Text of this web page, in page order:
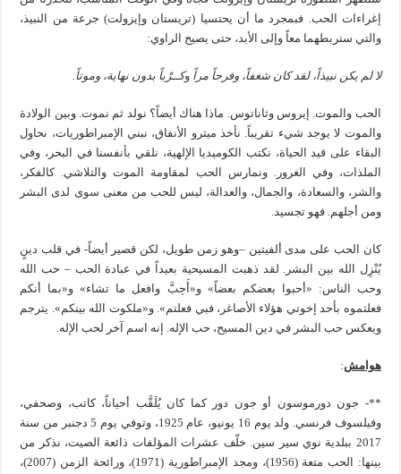
إغراءات الحب. فبمجرد ما أن يحتسيا (تريستان وإيزولت) جرعة من النبيذ،
والتي ستربطهما معاً وإلى الأبد، حتى يصيح الراوي:
لا لم يكن نبيذاً، لقد كان شغفاً، وفرحاً مراً وكــرْباً بدون نهاية، وموتاً.
الحب والموت. إيروس وثاناتوس. ماذا هناك أيضاً؟ نولد ثم نموت. وبين الولادة
والموت لا يوجد شيء تقريباً. نأخذ ميترو الأنفاق، نبني الإمبراطوريات، نحاول
البقاء على قيد الحياة، نكتب الكوميديا الإلهية، نلقي بأنفسنا في البحر، وفي
الملذات، وفي الغرور. ونمارس الحب لمقاومة الموت والتلاشي. كالفكر،
والشر، والسعادة، والجمال، والعدالة، ليس للحب من معنى سوى لدى البشر
ومن أجلهم. فهو تجسيد.
كان الحب على مدى ألفيتين –وهو زمن طويل، لكن قصير أيضاً- في قلب دينٍ
يُنْزِل الله بين البشر. لقد ذهبت المسيحية بعيداً في عبادة الحب – حب الله
وحب الناس: «أحبوا بعضكم بعضاً» و«أَحِبَّ وافعل ما تشاء» و«بما أنكم
فعلتموه بأحد إخوتي هؤلاء الأصاغر، فبي فعلتم». و«ملكوت الله بينكم». يترجم
ويعكس حب البشر في دين المسيح، حب الإله. إنه اسم آخر لحب الإله.
هوامش:
**- جون دورموسون أو جون دور كما كان يُلَقَّب أحياناً، كاتب، وصحفي،
وفيلسوف فرنسي. ولد يوم 16 يونيو، عام 1925، وتوفي يوم 5 دجنبر من سنة
2017 ببلدية نوي سير سين. خلّف عشرات المؤلفات ذائعة الصيت، نذكر من
بينها: الحب متعة (1956)، ومجد الإمبراطورية (1971)، ورائحة الزمن (2007)،